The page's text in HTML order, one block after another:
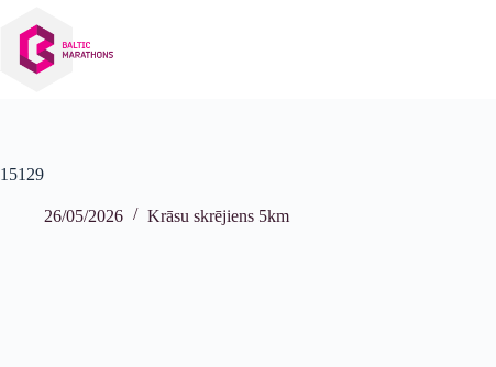
saturu
15129
26/05/2026 Krāsu skrējiens 5km